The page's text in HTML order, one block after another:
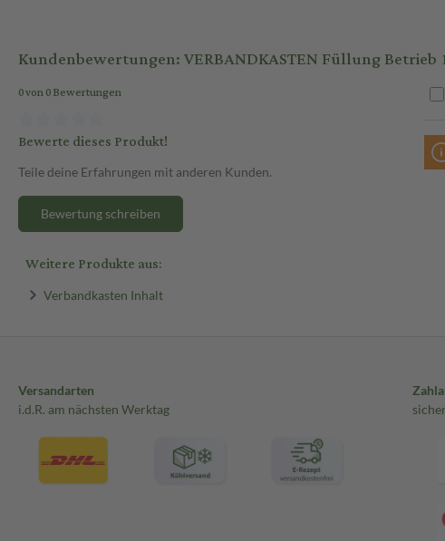
Kundenbewertungen: VERBANDKASTEN Füllung Betrieb
0 von 0 Bewertungen
Bewerte dieses Produkt!
Teile deine Erfahrungen mit anderen Kunden.
Bewertung schreiben
Weitere Produkte aus:
Verbandkasten Inhalt
Versandarten
i.d.R. am nächsten Werktag